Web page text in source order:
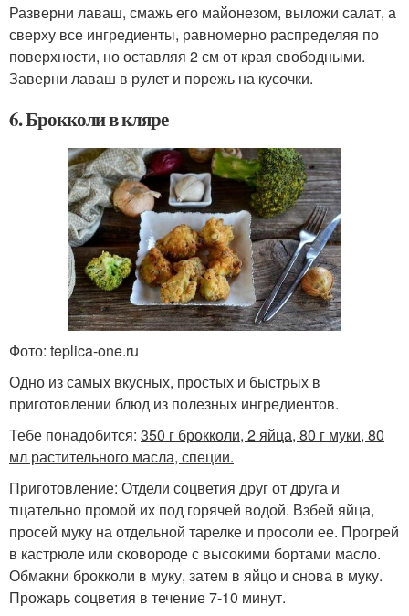
Разверни лаваш, смажь его майонезом, выложи салат, а
сверху все ингредиенты, равномерно распределяя по
поверхности, но оставляя 2 см от края свободными.
Заверни лаваш в рулет и порежь на кусочки.
6. Брокколи в кляре
Фото: teplica-one.ru
Одно из самых вкусных, простых и быстрых в
приготовлении блюд из полезных ингредиентов.
Тебе понадобится: 350 г брокколи, 2 яйца, 80 г муки, 80
мл растительного масла, специи.
Приготовление: Отдели соцветия друг от друга и
тщательно промой их под горячей водой. Взбей яйца,
просей муку на отдельной тарелке и просоли ее. Прогрей
в кастрюле или сковороде с высокими бортами масло.
Обмакни брокколи в муку, затем в яйцо и снова в муку.
Прожарь соцветия в течение 7-10 минут.